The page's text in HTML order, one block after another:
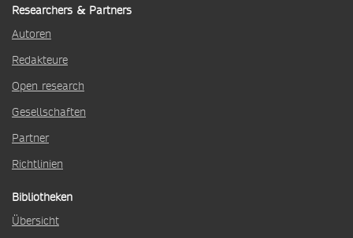
Researchers & Partners
Autoren
Redakteure
Open research
Gesellschaften
Partner
Richtlinien
Bibliotheken
Übersicht